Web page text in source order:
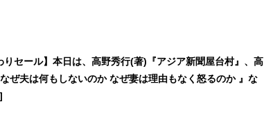
りセール】本日は、高野秀行(著)『アジア新聞屋台村』、高
ぜ夫は何もしないのか なぜ妻は理由もなく怒るのか 』な